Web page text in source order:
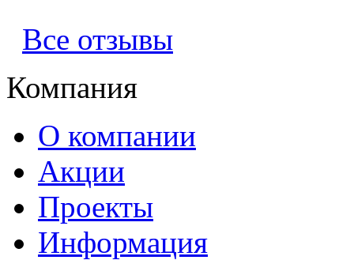
Все отзывы
Компания
О компании
Акции
Проекты
Информация